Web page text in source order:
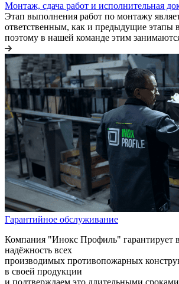
Монтаж, сдача работ и исполнительная
Этап выполнения работ по монтажу
ответственным, как и предыдущие этапы
поэтому в нашей команде этим
Гарантийное обслуживание
Компания "Инокс Профиль" гарантирует
надёжность всех
производимых противопожарных
в своей продукции